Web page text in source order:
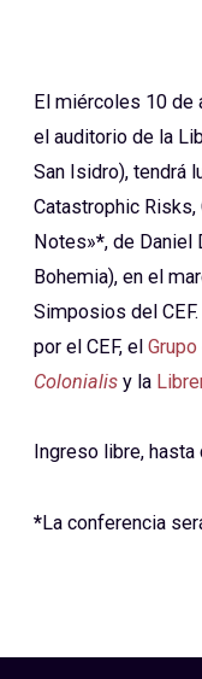
El miércoles 10 de
el auditorio de la
San Isidro), tendrá
Catastrophic
Notes»*, de Daniel
Bohemia), en el
Simposios del
por el CEF, el
Colonialis y la
Ingreso libre,
*La conferencia